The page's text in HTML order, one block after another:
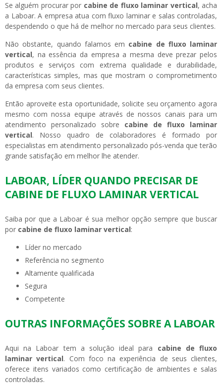
Se alguém procurar por cabine de fluxo laminar vertical, acha
a Laboar. A empresa atua com fluxo laminar e salas controladas,
despendendo o que há de melhor no mercado para seus clientes.
Não obstante, quando falamos em cabine de fluxo laminar
vertical, na essência da empresa a mesma deve prezar pelos
produtos e serviços com extrema qualidade e durabilidade,
características simples, mas que mostram o comprometimento
da empresa com seus clientes.
Então aproveite esta oportunidade, solicite seu orçamento agora
mesmo com nossa equipe através de nossos canais para um
atendimento personalizado sobre cabine de fluxo laminar
vertical. Nosso quadro de colaboradores é formado por
especialistas em atendimento personalizado pós-venda que terão
grande satisfação em melhor lhe atender.
LABOAR, LÍDER QUANDO PRECISAR DE
CABINE DE FLUXO LAMINAR VERTICAL
Saiba por que a Laboar é sua melhor opção sempre que buscar
por cabine de fluxo laminar vertical:
líder no mercado
referência no segmento
altamente qualificada
segura
competente
OUTRAS INFORMAÇÕES SOBRE A LABOAR
Aqui na Laboar tem a solução ideal para cabine de fluxo
laminar vertical. Com foco na experiência de seus clientes,
oferece itens variados como certificação de ambientes e salas
controladas.